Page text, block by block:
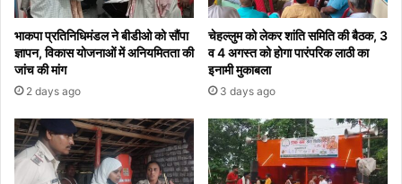
भाकपा प्रतिनिधिमंडल ने बीडीओ को सौंपा
ज्ञापन, विकास योजनाओं में अनियमितता की
जांच की मांग
2 days ago
चेहल्लुम को लेकर शांति समिति की बैठक, 3
व 4 अगस्त को होगा पारंपरिक लाठी का
इनामी मुकाबला
3 days ago